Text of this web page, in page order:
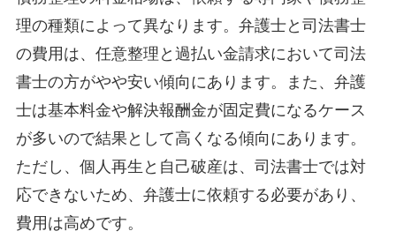
理の種類によって異なります。弁護士と司法書士
の費用は、任意整理と過払い金請求において司法
書士の方がやや安い傾向にあります。また、弁護
士は基本料金や解決報酬金が固定費になるケース
が多いので結果として高くなる傾向にあります。
ただし、個人再生と自己破産は、司法書士では対
応できないため、弁護士に依頼する必要があり、
費用は高めです。